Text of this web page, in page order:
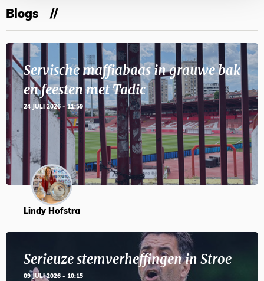
Blogs
Servische maffiabaas in grauwe bak
en feesten met Tadic
24 JULI 2026 - 11:59
Lindy Hofstra
Serieuze stemverheffingen in Stroe
09 JULI 2026 - 10:15